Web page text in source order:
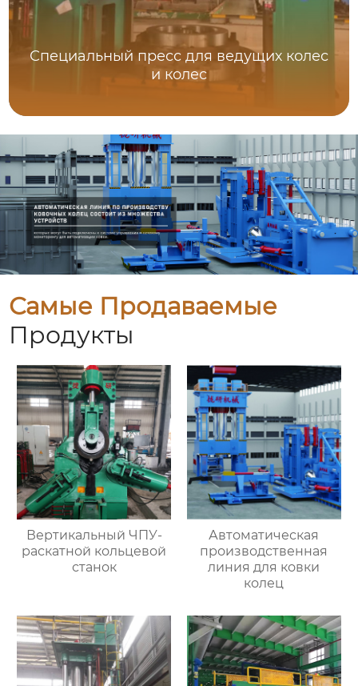
Специальный пресс для ведущих колес
и колес
Самые Продаваемые
Продукты
Вертикальный ЧПУ-
раскатной кольцевой
станок
Автоматическая
производственная
линия для ковки
колец